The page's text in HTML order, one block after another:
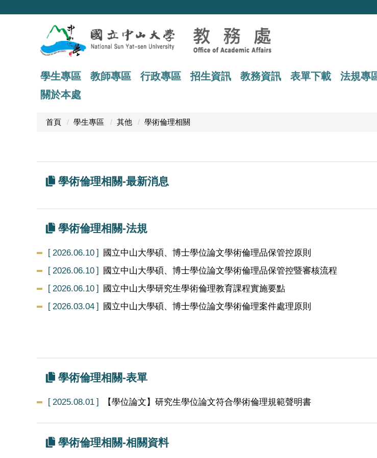
學生專區 教師專區 行政專區 招生資訊 教務資訊 表單下載 法規專
關於本處
首頁 學生專區 其他 學術倫理相關
學術倫理相關-最新消息
學術倫理相關-法規
2026.06.10 國立中山大學碩、博士學位論文學術倫理品保管控原則
2026.06.10 國立中山大學碩、博士學位論文學術倫理品保管控暨審核流程
2026.06.10 國立中山大學研究生學術倫理教育課程實施要點
2026.03.04 國立中山大學碩、博士學位論文學術倫理案件處理原則
學術倫理相關-表單
2025.08.01 【學位論文】研究生學位論文符合學術倫理規範聲明書
學術倫理相關-相關資料